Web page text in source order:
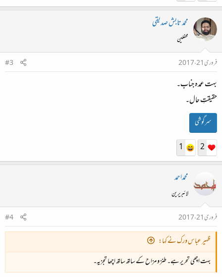
محمد تابش صدیقی
محفلین
فروری 21، 2017
#3
بہت عمدہ جناب۔
حقیقتِ حال۔
سرگوشی
2
1
محمداحمد
لائبریرین
فروری 21، 2017
#4
ظہیر عباس ورک نے کہا:
بہت اچھی تحریر ہے۔ طنز و مزاح کے ساتھ ساتھ اچھا تجزیہ۔